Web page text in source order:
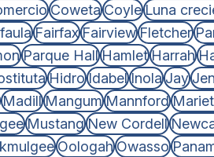
CowetaCoyleLuna
FairfaxFairviewFletcher
Parque HallHamletHarrah
HidroIdabelInolaJay
MadillMangumMannford
MustangNew Cordell
OologahOwasso